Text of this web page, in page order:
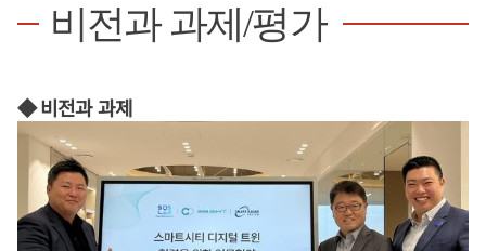
비전과 과제/평가
◆ 비전과 과제